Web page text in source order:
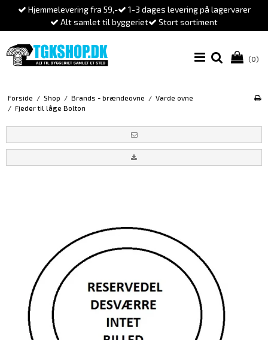
Hjemmelevering fra 59,-
1-3 dages levering på lagervarer
Alt samlet til byggeriet
Stort sortiment
(0)
Forside / Shop / Brands - brændeovne / Varde ovne
/ Fjeder til låge Bolton